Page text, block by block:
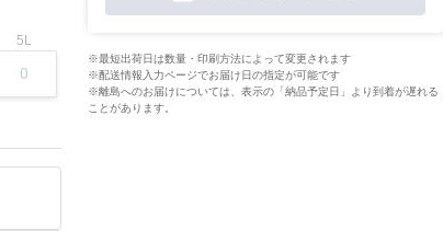
5L
※最短出荷日は数量・印刷方法によって変更されます
※配送情報入力ページでお届け日の指定が可能です
※離島へのお届けについては、表示の「納品予定日」より到着が遅れる
ことがあります。